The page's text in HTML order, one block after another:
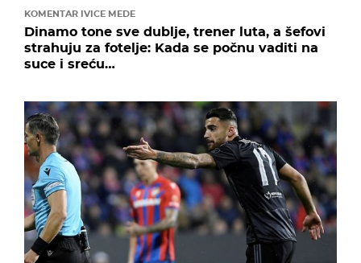
KOMENTAR IVICE MEDE
Dinamo tone sve dublje, trener luta, a šefovi
strahuju za fotelje: Kada se počnu vaditi na
suce i sreću…